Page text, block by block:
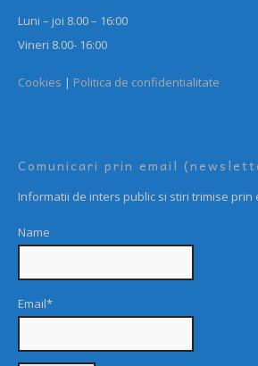
Luni – joi 8.00 – 16:00
Vineri 8.00- 16:00
Cookies | Politica de confidentialitate
Comunicari prin email
Informatii de inters public si stiri trimise prin
Name
Email*